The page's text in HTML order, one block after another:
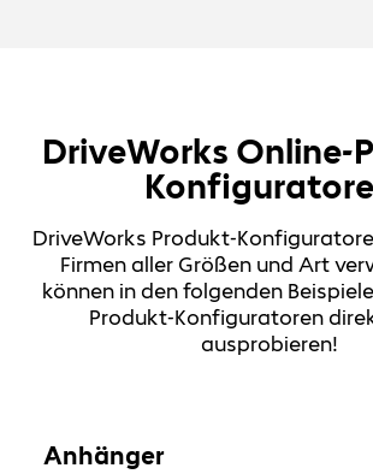
DriveWorks Online-
DriveWorks Produkt-
Firmen aller Größen und Art
können in den folgenden
Produkt-Konfiguratoren
ausprobieren!
Anhänger